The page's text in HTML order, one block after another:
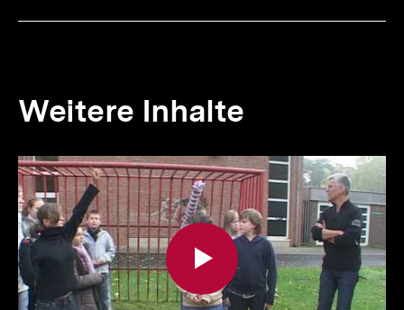
Weitere Inhalte
Inhaltskarousell
für
weitere
Inhalte
Inhaltskarussell
überspringen